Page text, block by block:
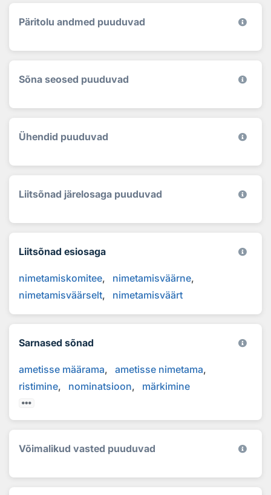
Päritolu andmed puuduvad
Sõna seosed puuduvad
Ühendid puuduvad
Liitsõnad järelosaga puuduvad
Liitsõnad esiosaga
nimetamiskomitee
nimetamisväärne
nimetamisväärselt
nimetamisväärt
Sarnased sõnad
ametisse määrama
ametisse nimetama
ristimine
nominatsioon märkimine
Võimalikud vasted puuduvad